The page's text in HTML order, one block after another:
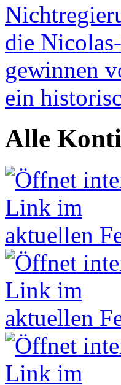
die
gewinnen
ein
Alle